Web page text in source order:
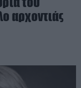
αρχοντιάς